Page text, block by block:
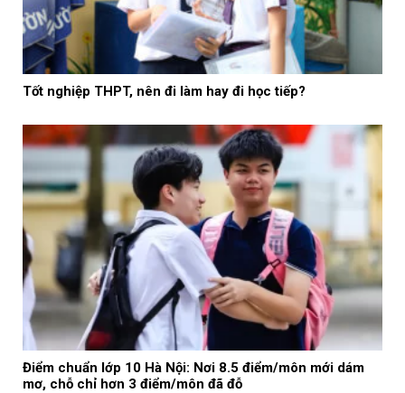
Tốt nghiệp THPT, nên đi làm hay đi học tiếp?
Điểm chuẩn lớp 10 Hà Nội: Nơi 8.5 điểm/môn mới dám
mơ, chỗ chỉ hơn 3 điểm/môn đã đỗ